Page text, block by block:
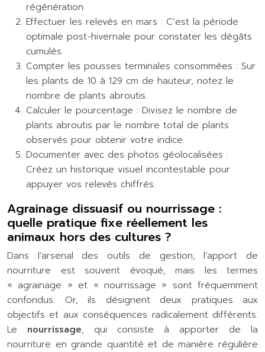
régénération.
Effectuer les relevés en mars : C’est la période
optimale post-hivernale pour constater les dégâts
cumulés.
Compter les pousses terminales consommées : Sur
les plants de 10 à 129 cm de hauteur, notez le
nombre de plants abroutis.
Calculer le pourcentage : Divisez le nombre de
plants abroutis par le nombre total de plants
observés pour obtenir votre indice.
Documenter avec des photos géolocalisées :
Créez un historique visuel incontestable pour
appuyer vos relevés chiffrés.
Agrainage dissuasif ou nourrissage :
quelle pratique fixe réellement les
animaux hors des cultures ?
Dans l’arsenal des outils de gestion, l’apport de
nourriture est souvent évoqué, mais les termes
« agrainage » et « nourrissage » sont fréquemment
confondus. Or, ils désignent deux pratiques aux
objectifs et aux conséquences radicalement différents.
Le nourrissage, qui consiste à apporter de la
nourriture en grande quantité et de manière régulière